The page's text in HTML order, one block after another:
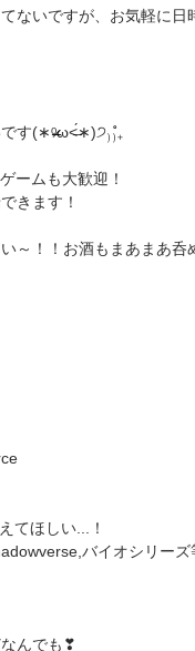
ないですが、お気軽に
す(∗ᵒ̶̶̷ω˂̶́∗)੭₎₎̊₊
ームも大歓迎！
きます！
～！！お酒もまあまあ呑
てほしい...！
バイオシリー
んでも❣